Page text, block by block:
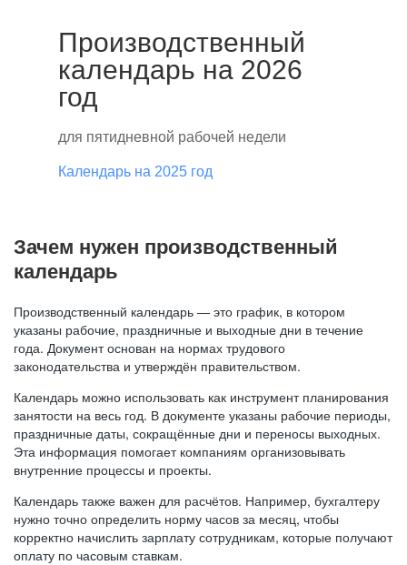
Производственный
календарь на 2026
год
для пятидневной рабочей недели
Календарь на 2025 год
Зачем нужен производственный
календарь
Производственный календарь — это график, в котором
указаны рабочие, праздничные и выходные дни в течение
года. Документ основан на нормах трудового
законодательства и утверждён правительством.
Календарь можно использовать как инструмент планирования
занятости на весь год. В документе указаны рабочие периоды,
праздничные даты, сокращённые дни и переносы выходных.
Эта информация помогает компаниям организовывать
внутренние процессы и проекты.
Календарь также важен для расчётов. Например, бухгалтеру
нужно точно определить норму часов за месяц, чтобы
корректно начислить зарплату сотрудникам, которые получают
оплату по часовым ставкам.